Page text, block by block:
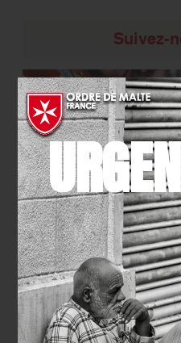
Suivez-
NOTRE COMPTE
X (TWITTER)